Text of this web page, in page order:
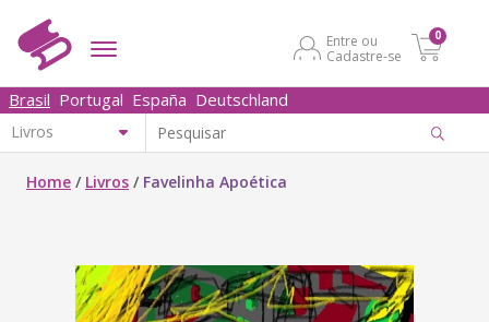
Entre ou
Cadastre-se
0
Brasil Portugal España Deutschland
Home / Livros / Favelinha Apoética